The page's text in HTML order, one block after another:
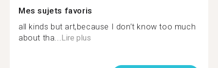
Mes sujets favoris
all kinds but art,because I don’t know too much
about tha...Lire plus